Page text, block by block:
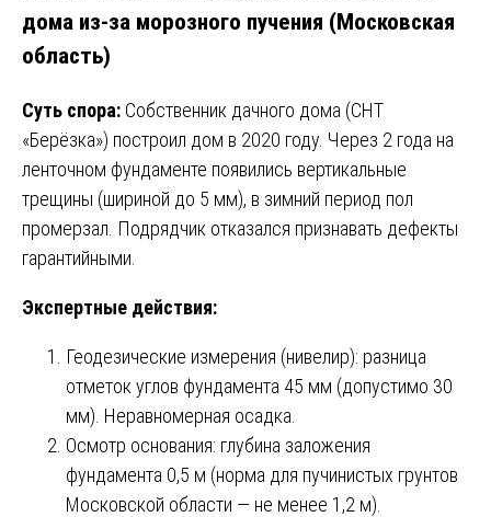
дома из-за морозного пучения (Московская
область)
Суть спора: Собственник дачного дома (СНТ
«Берёзка») построил дом в 2020 году. Через 2 года на
ленточном фундаменте появились вертикальные
трещины (шириной до 5 мм), в зимний период пол
промерзал. Подрядчик отказался признавать дефекты
гарантийными.
Экспертные действия:
Геодезические измерения (нивелир): разница
отметок углов фундамента 45 мм (допустимо 30
мм). Неравномерная осадка.
Осмотр основания: глубина заложения
фундамента 0,5 м (норма для пучинистых грунтов
Московской области — не менее 1,2 м).